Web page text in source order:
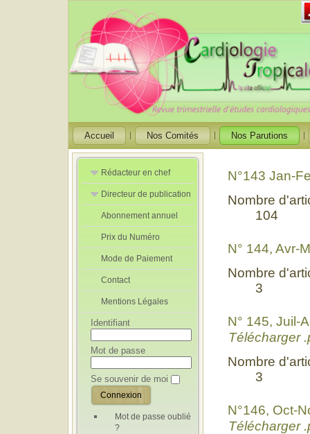
Accueil Nos Comités Nos Parutions
Rédacteur en chef
Rédacteurs en
Chef Adjoint
Directeur de publication
Directeur de
publication
adjoint
Abonnement annuel
Prix du Numéro
Mode de Paiement
Contact
Mentions Légales
Identifiant
Mot de passe
Se souvenir de moi
Mot de passe oublié
?
N°143 Jan-
Nombre
104
N° 144, Avr-
Nombre
3
N° 145, Juil-
Télécharger
Nombre
3
N°146, Oct-
Télécharger